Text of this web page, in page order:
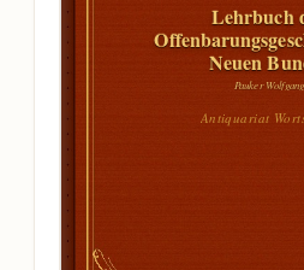
Lehrbuch
Neuen
Pauker Wolfgang
Antiquariat